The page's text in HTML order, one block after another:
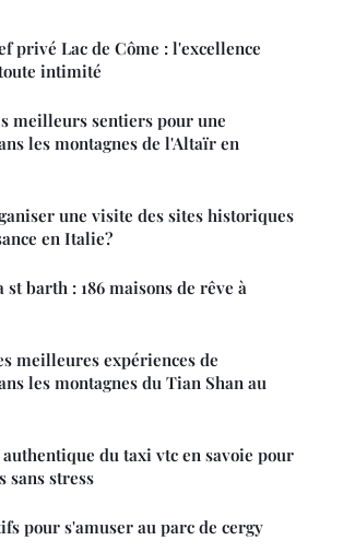
privé Lac de Côme : l'excellence
intimité
meilleurs sentiers pour une
les montagnes de l'Altaïr en
une visite des sites historiques
en Italie?
barth : 186 maisons de rêve à
meilleures expériences de
les montagnes du Tian Shan au
du taxi vtc en savoie pour
sans stress
pour s'amuser au parc de cergy